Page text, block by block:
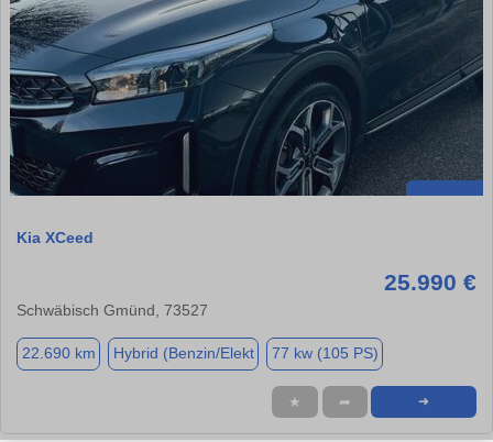
Kia XCeed
25.990 €
Schwäbisch Gmünd, 73527
22.690 km Hybrid (Benzin/Elekt 77 kw (105 PS)
★ ➦ ➜